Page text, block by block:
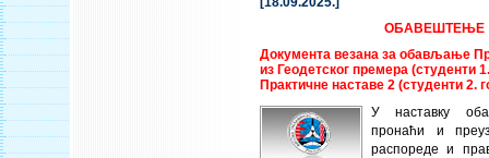
ОБАВЕШТЕЊЕ
Документа везана за обављање
из Геодетског премера (студенти
Практичне наставе 2 (студенти 2.
У наставку
пронаћи и
распореде и